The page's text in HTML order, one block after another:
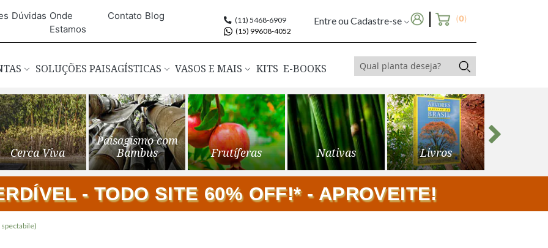
Dúvidas Onde
Estamos
Contato Blog
(11) 5468-6909
(15) 99608-4052
Entre ou Cadastre-se (0)
SOLUÇÕES PAISAGÍSTICAS VASOS E MAIS KITS E-BOOKS
Cerca Viva
Paisagismo com
Bambus
Frutíferas Nativas Livros
- TODO SITE 60% OFF!* - APROVEITE!